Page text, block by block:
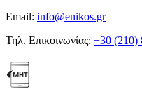
Email: info@enikos.gr
Τηλ. Επικοινωνίας: +30 (210)